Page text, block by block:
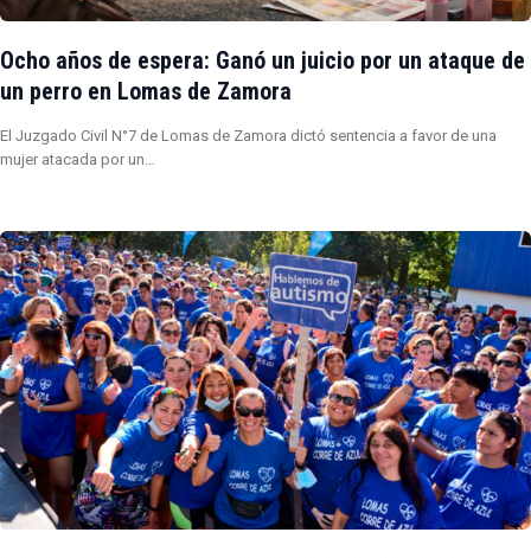
Ocho años de espera: Ganó un juicio por un ataque de
un perro en Lomas de Zamora
El Juzgado Civil N°7 de Lomas de Zamora dictó sentencia a favor de una
mujer atacada por un…